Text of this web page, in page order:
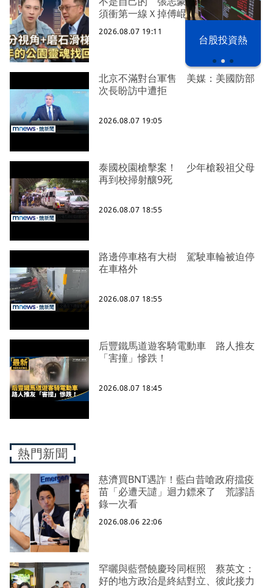
台股投資熱
須衝第一線Ｘ掉傅崐萁」
2026.08.07 19:11
北京不滿對台軍售 美媒：美國防部
次長盼訪中遭拒
2026.08.07 19:05
泰國校園槍擊案！ 少年槍殺祖父母
再到校掃射釀9死
2026.08.07 18:55
路邊停車格有大樹 駕駛車輪被迫停
在車格外
2026.08.07 18:55
后豐鐵馬道遊客騎電動車 路人推友
「害撞」慘跌！
2026.08.07 18:45
熱門新聞
慈濟買BNT遇詐！藍白昔嗆政府擋疫
苗「必遭天譴」迴力鏢來了 荒謬語
錄一次看
2026.08.06 22:06
罕曬與藍營饒慶玲同框照 蔡英文：
好的地方政治是終結對立、彼此接力